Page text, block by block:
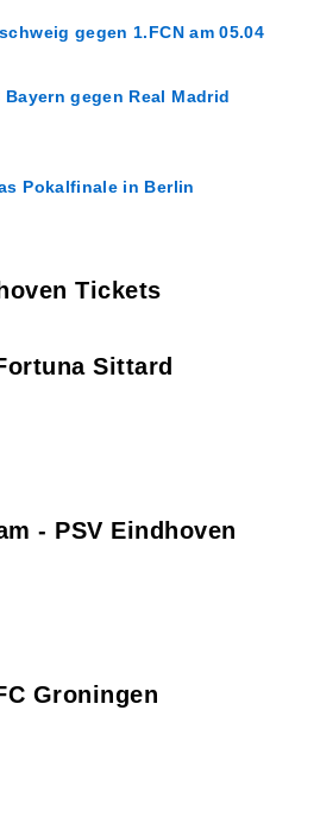
gegen 1.FCN am 05.04
gegen Real Madrid
Pokalfinale in Berlin
Tickets
Sittard
- PSV Eindhoven
Groningen